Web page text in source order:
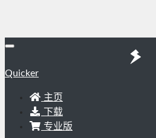
Quicker
主页
下载
专业版